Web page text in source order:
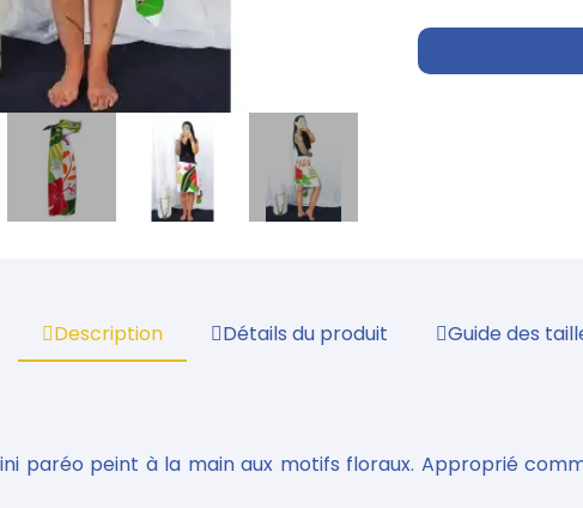
Description Détails du produit Guide des
paréo peint à la main aux motifs floraux. Approprié